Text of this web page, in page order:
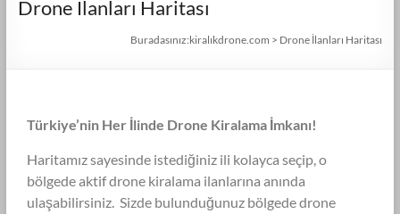
Drone İlanları Haritası
Buradasınız:kiralıkdrone.com > Drone İlanları Haritası
Türkiye’nin Her İlinde Drone Kiralama İmkanı!
Haritamız sayesinde istediğiniz ili kolayca seçip, o
bölgede aktif drone kiralama ilanlarına anında
ulaşabilirsiniz. Sizde bulunduğunuz bölgede drone